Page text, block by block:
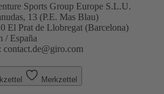
Sports Group Europe S.L.U.
13 (P.E. Mas Blau)
El Prat de Llobregat (Barcelona)
/ España
contact.de@giro.com
Merkzettel